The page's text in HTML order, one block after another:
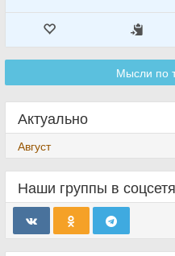
Мысли по
Актуально
Август
Наши группы в